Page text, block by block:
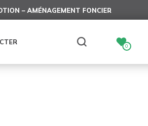
– AMÉNAGEMENT FONCIER
0